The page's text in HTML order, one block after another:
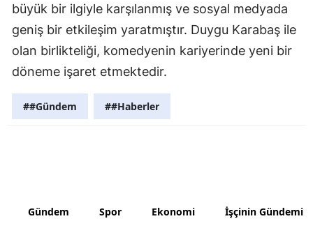
Van
Yozgat
Batman
büyük bir ilgiyle karşılanmış ve sosyal medyada
geniş bir etkileşim yaratmıştır. Duygu Karabaş ile
olan birlikteliği, komedyenin kariyerinde yeni bir
döneme işaret etmektedir.
##Gündem ##Haberler
Gündem Spor Ekonomi İşçinin Gündemi